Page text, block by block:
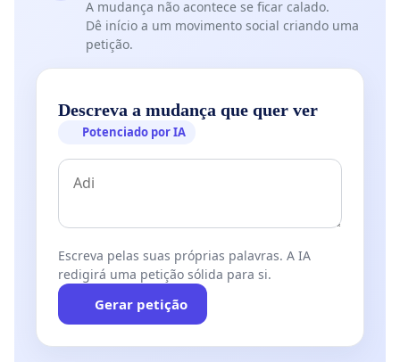
A mudança não acontece se ficar calado.
Dê início a um movimento social criando uma
petição.
Descreva a mudança que quer ver
Potenciado por IA
Escreva pelas suas próprias palavras. A IA
redigirá uma petição sólida para si.
Gerar petição